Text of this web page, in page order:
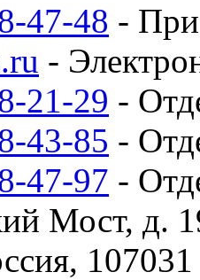
47-48 -
-
21-29 -
43-85 -
47-97 -
Мост, д.
107031